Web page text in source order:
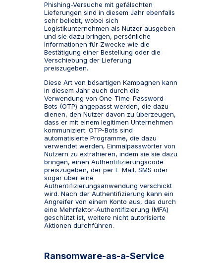
Phishing-Versuche mit gefälschten
Lieferungen sind in diesem Jahr ebenfalls
sehr beliebt, wobei sich
Logistikunternehmen als Nutzer ausgeben
und sie dazu bringen, persönliche
Informationen für Zwecke wie die
Bestätigung einer Bestellung oder die
Verschiebung der Lieferung
preiszugeben.
Diese Art von bösartigen Kampagnen kann
in diesem Jahr auch durch die
Verwendung von One-Time-Password-
Bots (OTP) angepasst werden, die dazu
dienen, den Nutzer davon zu überzeugen,
dass er mit einem legitimen Unternehmen
kommuniziert. OTP-Bots sind
automatisierte Programme, die dazu
verwendet werden, Einmalpasswörter von
Nutzern zu extrahieren, indem sie sie dazu
bringen, einen Authentifizierungscode
preiszugeben, der per E-Mail, SMS oder
sogar über eine
Authentifizierungsanwendung verschickt
wird. Nach der Authentifizierung kann ein
Angreifer von einem Konto aus, das durch
eine Mehrfaktor-Authentifizierung (MFA)
geschützt ist, weitere nicht autorisierte
Aktionen durchführen.
Ransomware-as-a-Service